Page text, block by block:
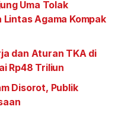
Uma Tolak
Agama Kompak
dan Aturan TKA di
Rp48 Triliun
Disorot, Publik